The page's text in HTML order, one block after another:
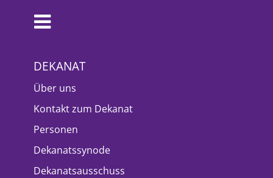
DEKANAT
Über uns
Kontakt zum Dekanat
Personen
Dekanatssynode
Dekanatsausschuss